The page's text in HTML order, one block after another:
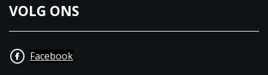
VOLG ONS
Facebook